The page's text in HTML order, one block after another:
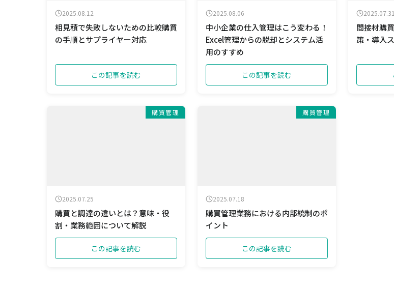
2025.08.12
相見積で失敗しないための比較購買
の手順とサプライヤー対応
この記事を読む
2025.08.06
中小企業の仕入管理はこう変わる！
Excel管理からの脱却とシステム活
用のすすめ
この記事を読む
2025.07.31
間接材購
策・導入
購買管理
2025.07.25
購買と調達の違いとは？意味・役
割・業務範囲について解説
この記事を読む
購買管理
2025.07.18
購買管理業務における内部統制のポ
イント
この記事を読む